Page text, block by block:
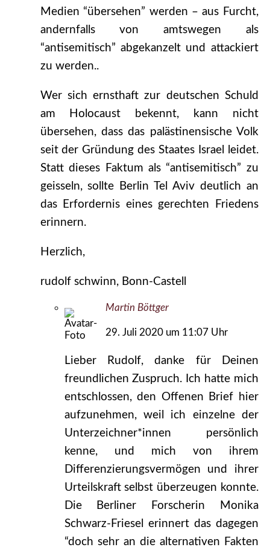
Medien “übersehen” werden – aus Furcht,
andernfalls von amtswegen als
“antisemitisch” abgekanzelt und attackiert
zu werden..
Wer sich ernsthaft zur deutschen Schuld
am Holocaust bekennt, kann nicht
übersehen, dass das palästinensische Volk
seit der Gründung des Staates Israel leidet.
Statt dieses Faktum als “antisemitisch” zu
geisseln, sollte Berlin Tel Aviv deutlich an
das Erfordernis eines gerechten Friedens
erinnern.
Herzlich,
rudolf schwinn, Bonn-Castell
Martin Böttger
29. Juli 2020 um 11:07 Uhr
Lieber Rudolf, danke für Deinen
freundlichen Zuspruch. Ich hatte mich
entschlossen, den Offenen Brief hier
aufzunehmen, weil ich einzelne der
Unterzeichner*innen persönlich
kenne, und mich von ihrem
Differenzierungsvermögen und ihrer
Urteilskraft selbst überzeugen konnte.
Die Berliner Forscherin Monika
Schwarz-Friesel erinnert das dagegen
“doch sehr an die alternativen Fakten